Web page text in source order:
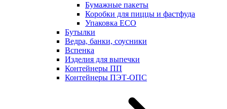
Бумажные пакеты
Коробки для пиццы и фастфуда
Упаковка ECO
Бутылки
Ведра, банки, соусники
Вспенка
Изделия для выпечки
Контейнеры ПП
Контейнеры ПЭТ-ОПС